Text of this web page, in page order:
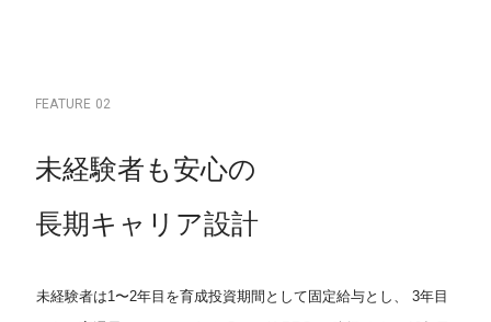
FEATU R E 02
未経験者も 安心の
長期キ ャ リ ア設計
未経験者は1〜2年目を育成投資期間として固定給与とし、
3年目